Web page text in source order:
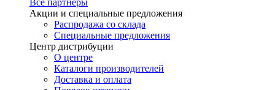
Акции и специальные предложения
Распродажа со склада
Специальные предложения
Центр дистрибуции
О центре
Каталоги производителей
Доставка и оплата